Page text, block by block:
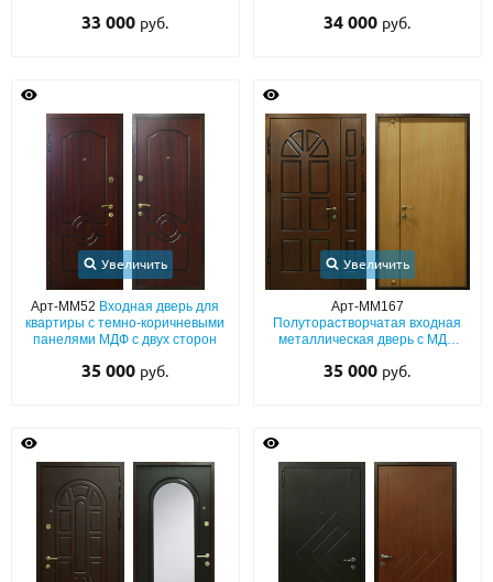
33 000 руб. 34 000 руб.
Увеличить
Арт-ММ52 Входная дверь для
квартиры с темно-коричневыми
панелями МДФ с двух сторон
35 000 руб.
Увеличить
Арт-ММ167
Полуторастворчатая входная
металлическая дверь с МДФ
внутри
35 000 руб.